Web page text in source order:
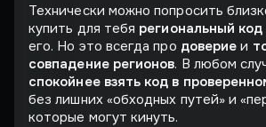
Технически можно попросить
купить для тебя региональный код
его. Но это всегда про доверие и
совпадение регионов. В любом
спокойнее взять код в
без лишних «обходных путей» и
которые могут кинуть.